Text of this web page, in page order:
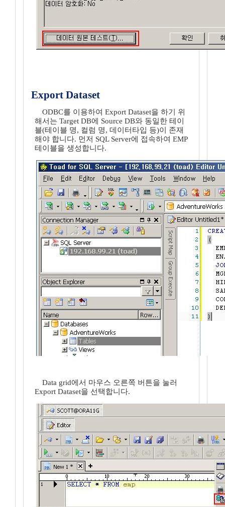
Export Dataset
ODBC를 이용하여 Export Dataset을 하기 위
해서는 Target DB에 Source DB와 동일한 테이
블(테이블 명, 컬럼 명, 데이터타입 등)이 존재
해야 합니다. 먼저 SQL Server에 접속하여 EMP
테이블을 생성합니다.
Data grid에서 마우스 오른쪽 버튼을 눌러
Export Dataset을 선택합니다.